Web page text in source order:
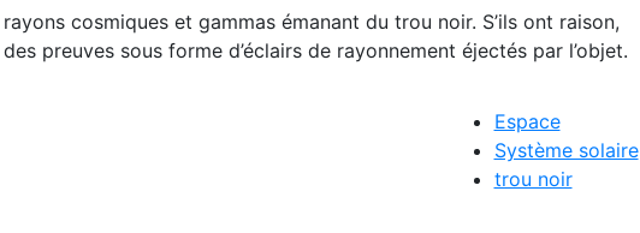
rayons cosmiques et gammas émanant du trou noir. S’ils ont raison,
preuves sous forme d’éclairs de rayonnement éjectés par l’objet.
Espace
Système solaire
trou noir